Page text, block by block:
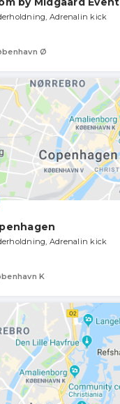
Adrenalin kick
Ø
Adrenalin kick
K